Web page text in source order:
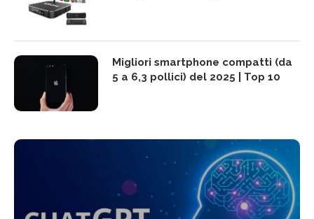
Migliori smartphone compatti (da
5 a 6,3 pollici) del 2025 | Top 10